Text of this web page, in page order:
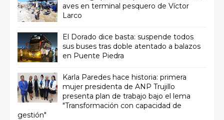
aves en terminal pesquero de Víctor
Larco
El Dorado dice basta: suspende todos
sus buses tras doble atentado a balazos
en Puente Piedra
Karla Paredes hace historia: primera
mujer presidenta de ANP Trujillo
presenta plan de trabajo bajo el lema
"Transformación con capacidad de
gestión"